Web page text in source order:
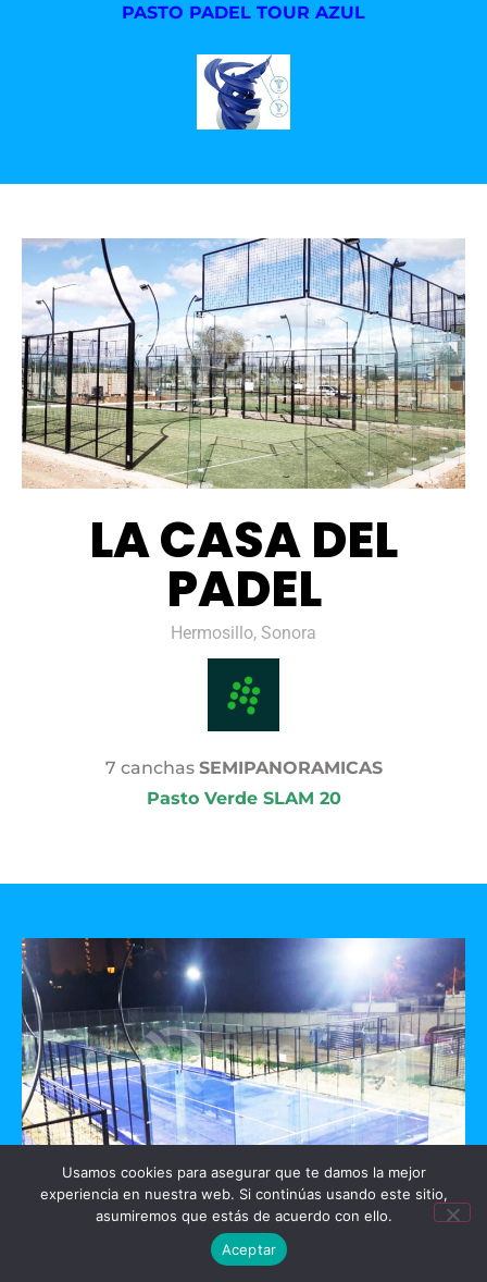
PASTO PADEL TOUR AZUL
LA CASA DEL
PADEL
Hermosillo, Sonora
7 canchas SEMIPANORAMICAS
Pasto Verde SLAM 20
GO PADEL
Usamos cookies para asegurar que te damos la mejor
experiencia en nuestra web. Si continúas usando este sitio,
asumiremos que estás de acuerdo con ello.
Aceptar